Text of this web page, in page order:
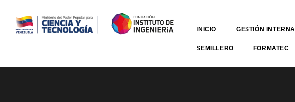
INICIO GESTIÓN INTERNA
SEMILLERO FORMATEC